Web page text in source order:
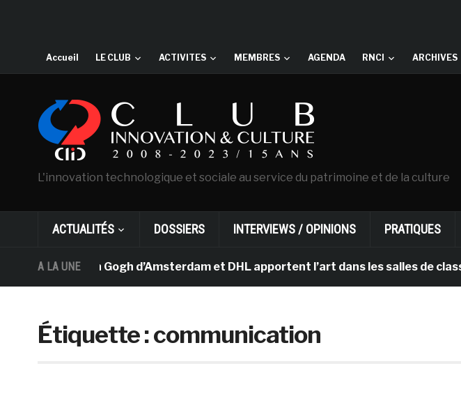
Accueil LE CLUB ACTIVITES MEMBRES AGENDA RNCI ARCHIVES
L'innovation technologique et sociale au service du patrimoine et de la culture
ACTUALITÉS DOSSIERS INTERVIEWS / OPINIONS PRATIQUES
A LA UNE
musée Van Gogh d’Amsterdam et DHL apportent l’art dans les salles de classe
Étiquette :communication